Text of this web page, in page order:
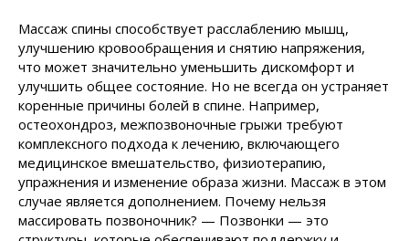
Массаж спины способствует расслаблению мышц,
улучшению кровообращения и снятию напряжения,
что может значительно уменьшить дискомфорт и
улучшить общее состояние. Но не всегда он устраняет
коренные причины болей в спине. Например,
остеохондроз, межпозвоночные грыжи требуют
комплексного подхода к лечению, включающего
медицинское вмешательство, физиотерапию,
упражнения и изменение образа жизни. Массаж в этом
случае является дополнением. Почему нельзя
массировать позвоночник? — Позвонки — это